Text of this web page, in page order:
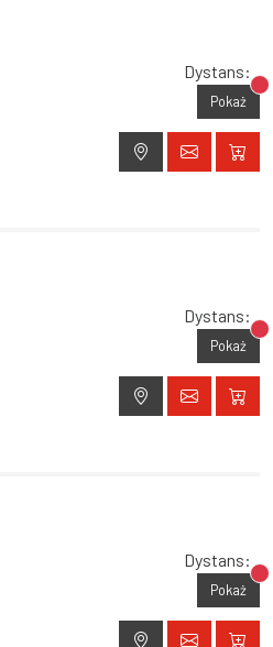
Dystans:
Pokaż
Dystans:
Pokaż
Dystans:
Pokaż